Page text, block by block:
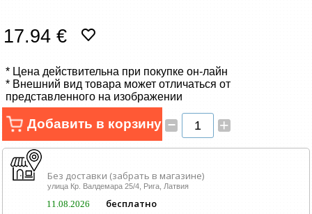
Renewd техника, Outlet
17.94 €
* Цена действительна при покупке он-лайн
* Внешний вид товара может отличаться от
представленного на изображении
Добавить в корзину – +
Без доставки (забрать в магазине)
улица Кр. Валдемара 25/4, Рига, Латвия
11.08.2026 бесплатно